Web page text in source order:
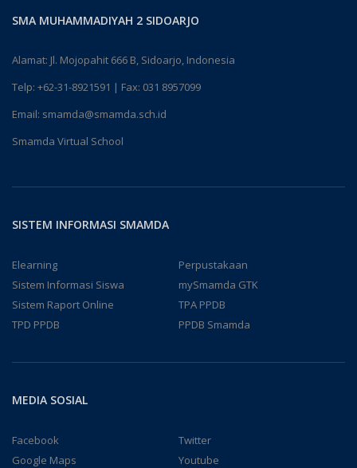
SMA MUHAMMADIYAH 2 SIDOARJO
Alamat: Jl. Mojopahit 666 B, Sidoarjo, Indonesia
Telp: +62-31-8921591 | Fax: 031 8957099
Email: smamda@smamda.sch.id
Smamda Virtual School
SISTEM INFORMASI SMAMDA
Elearning
Perpustakaan
Sistem Informasi Siswa
mySmamda GTK
Sistem Raport Online
TPA PPDB
TPD PPDB
PPDB Smamda
MEDIA SOSIAL
Facebook
Twitter
Google Maps
Youtube